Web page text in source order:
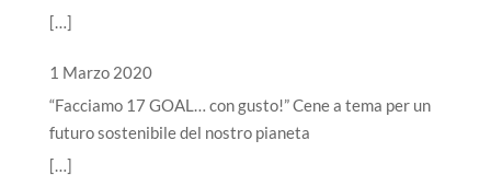
[…]
1 Marzo 2020
“Facciamo 17 GOAL… con gusto!” Cene a tema per un
futuro sostenibile del nostro pianeta
[…]